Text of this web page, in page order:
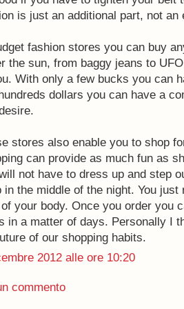
is just an additional part, not
fashion stores you can buy
the sun, from baggy jeans to
With only a few bucks you can
dollars you can have a
stores also enable you to shop
can provide as much fun as
not have to dress up and step
in the middle of the night. You
your body. Once you order you
in a matter of days. Personally I
of our shopping habits.
2012 alle ore 10:20
commento